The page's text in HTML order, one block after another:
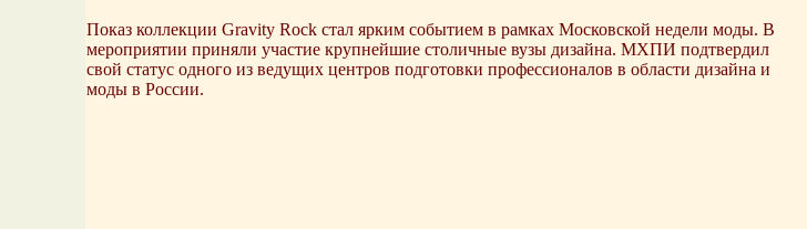
Показ коллекции Gravity Rock стал ярким событием в рамках Московской недели моды. В
мероприятии приняли участие крупнейшие столичные вузы дизайна. МХПИ подтвердил
свой статус одного из ведущих центров подготовки профессионалов в области дизайна и
моды в России.